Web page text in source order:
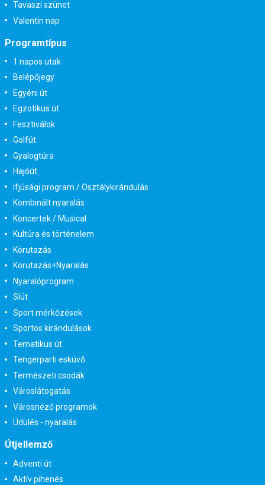
Tavaszi szünet
Valentin nap
Programtípus
1 napos utak
Belépőjegy
Egyéni út
Egzotikus út
Fesztiválok
Golfút
Gyalogtúra
Hajóút
Ifjúsági program / Osztálykirándulás
Kombinált nyaralás
Koncertek / Musical
Kultúra és történelem
Körutazás
Körutazás+Nyaralás
Nyaralóprogram
Síút
Sport mérkőzések
Sportos kirándulások
Tematikus út
Tengerparti esküvő
Természeti csodák
Városlátogatás
Városnéző programok
Üdülés - nyaralás
Útjellemző
Adventi út
Aktív pihenés